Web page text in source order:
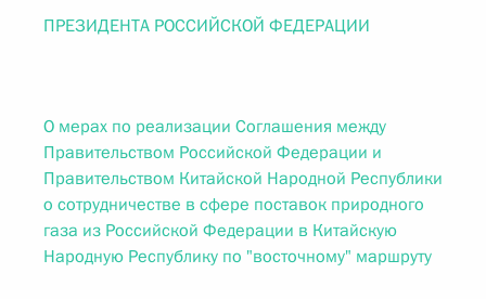
ПРЕЗИДЕНТА РОССИЙСКОЙ ФЕДЕРАЦИИ
О мерах по реализации Соглашения между
Правительством Российской Федерации и
Правительством Китайской Народной Республики
о сотрудничестве в сфере поставок природного
газа из Российской Федерации в Китайскую
Народную Республику по "восточному" маршруту